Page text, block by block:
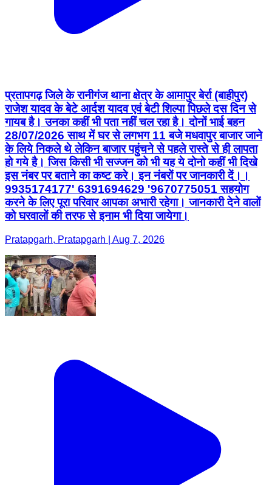
प्रतापगढ़ जिले के रानीगंज थाना क्षेत्र के आमापुर बेर्रा (बाहीपुर)
राजेश यादव के बेटे आर्दश यादव एवं बेटी शिल्पा पिछले दस दिन से
गायब है। उनका कहीं भी पता नहीं चल रहा है। दोनों भाई बहन
28/07/2026 साथ में घर से लगभग 11 बजे मधवापुर बाजार जाने
के लिये निकले थे लेकिन बाजार पहुंचने से पहले रास्ते से ही लापता
हो गये है। जिस किसी भी सज्जन को भी यह ये दोनो कहीं भी दिखे
इस नंबर पर बताने का कष्ट करे। इन नंबरों पर जानकारी दें।।
9935174177' 6391694629 '9670775051 सहयोग
करने के लिए पूरा परिवार आपका अभारी रहेगा। जानकारी देने वालों
को घरवालों की तरफ से इनाम भी दिया जायेगा।
Pratapgarh, Pratapgarh | Aug 7, 2026